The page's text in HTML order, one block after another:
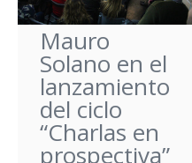
Mauro
Solano en el
lanzamiento
del ciclo
“Charlas en
prospectiva”